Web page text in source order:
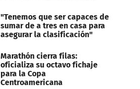
"Tenemos que ser capaces de
sumar de a tres en casa para
asegurar la clasificación"
Marathón cierra filas:
oficializa su octavo fichaje
para la Copa
Centroamericana